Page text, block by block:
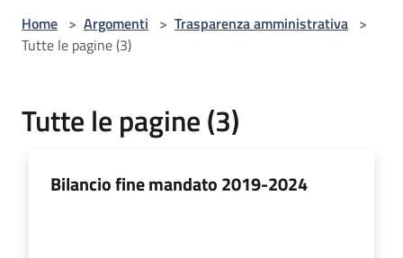
Home > Argomenti > Trasparenza amministrativa >
Tutte le pagine (3)
Tutte le pagine (3)
Bilancio fine mandato 2019-2024